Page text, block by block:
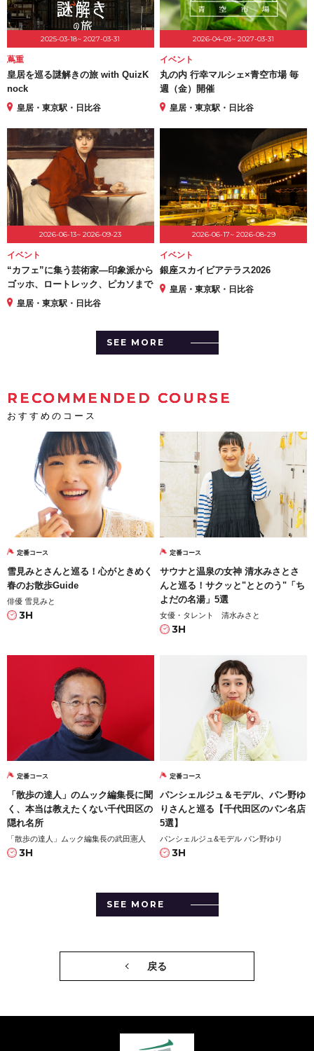
2025-03-18~ 2027-03-31
蔦重
皇居を巡る謎解きの旅 with QuizK
nock
皇居・東京駅・日比谷
2026-04-03~ 2027-03-31
イベント
丸の内 行幸マルシェ×青空市場 毎
週（金）開催
皇居・東京駅・日比谷
2026-06-13~ 2026-09-23
イベント
“カフェ”に集う芸術家―印象派から
ゴッホ、ロートレック、ピカソまで
皇居・東京駅・日比谷
2026-06-17~ 2026-08-29
イベント
銀座スカイビアテラス2026
皇居・東京駅・日比谷
SEE MORE
RECOMMENDED COURSE
おすすめのコース
定番コース
雪見みとさんと巡る！心がときめく
春のお散歩Guide
俳優 雪見みと
3H
定番コース
サウナと温泉の女神 清水みさとさ
んと巡る！サクッと"ととのう"「ち
よだの名湯」5選
女優・タレント 清水みさと
3H
定番コース
「散歩の達人」のムック編集長に聞
く、本当は教えたくない千代田区の
隠れ名所
「散歩の達人」ムック編集長の武田憲人
3H
定番コース
パンシェルジュ＆モデル、パン野ゆ
りさんと巡る【千代田区のパン名店
5選】
パンシェルジュ&モデル パン野ゆり
3H
SEE MORE
戻る